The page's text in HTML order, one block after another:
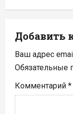
ц
и
я
п
о
Добавить
Ваш адрес
Обязательные
Комментарий *